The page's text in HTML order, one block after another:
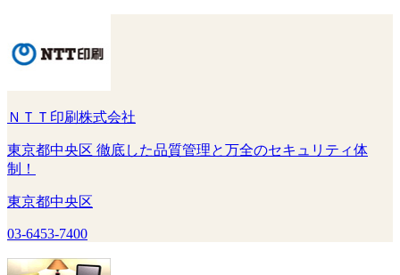
ＮＴＴ印刷株式会社
東京都中央区 徹底した品質管理と万全のセキュリティ体
制！
東京都中央区
03-6453-7400